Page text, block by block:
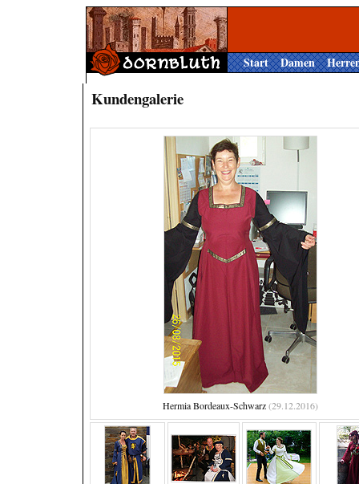
Start Damen
Kundengalerie
Hermia Bordeaux-Schwarz(29.12.2016)